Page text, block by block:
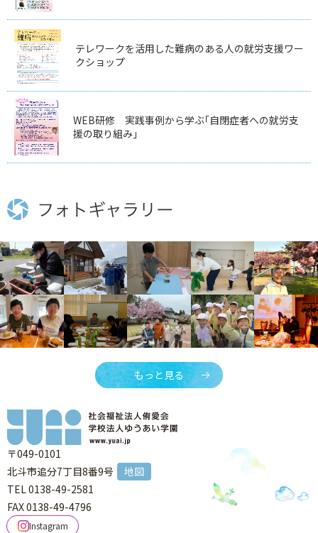
テレワークを活用した難病のある人の就労支援ワー
クショップ
WEB研修 実践事例から学ぶ｢自閉症者への就労支
援の取り組み｣
もっと見る
〒049-0101
北斗市追分7丁目8番9号
地図
TEL 0138-49-2581
FAX 0138-49-4796
Instagram